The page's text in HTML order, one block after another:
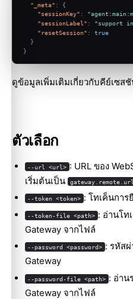
"_meta" :
{
"sessionKey" :
"sessionLabel" : "support
"resetSession" :
true
}
}
ดูข้อมูลเพิ่มเติมเกี่ยวกับคีย์เซส
ตัวเลือก
--url <url> : URL ของ
เริ่มต้นเป็น
gateway.remote.url
--token <token> : โทเค็นกา
--token-file <path> : อ่านโท
Gateway จากไฟล์
--password <password> : รหัส
Gateway
--password-file <path> : อ่าน
Gateway จากไฟล์